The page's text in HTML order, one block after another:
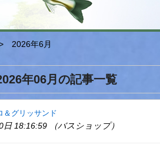
2026年6月
年06月の記事一覧
＆グリッサンド
日 18:16:59 （バスショップ）